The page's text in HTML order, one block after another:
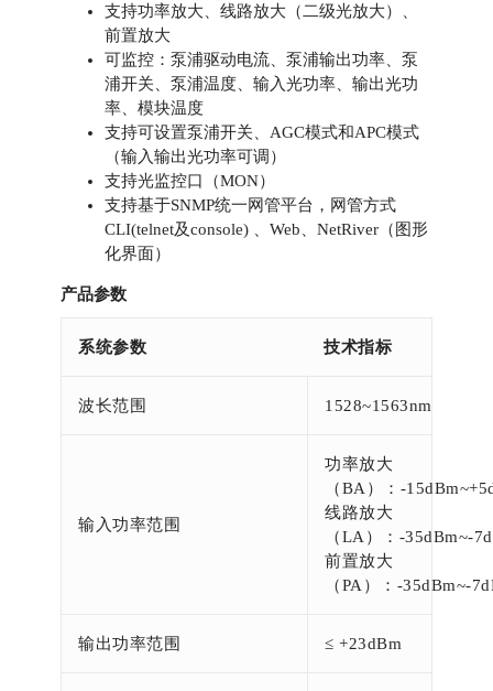
支持功率放大、线路放大（二级光放大）、
前置放大
可监控：泵浦驱动电流、泵浦输出功率、泵
浦开关、泵浦温度、输入光功率、输出光功
率、模块温度
支持可设置泵浦开关、AGC模式和APC模式
（输入输出光功率可调）
支持光监控口（MON）
支持基于SNMP统一网管平台，网管方式
CLI(telnet及console) 、Web、NetRiver（图形
化界面）
产品参数
系统参数 技术指标
波长范围 1528~1563nm
输入功率范围
功率放大
（BA）：-
线路放大
（LA）：-35dBm~-
前置放大
（PA）：-35dBm~-
输出功率范围 ≤ +23dBm